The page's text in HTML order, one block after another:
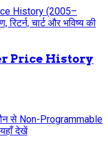
Price History